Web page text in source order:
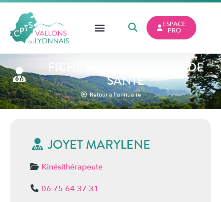
ESPACE
PRO
FICHE PROFESSIONNEL DE
SANTÉ
Retour à l'annuaire
JOYET MARYLENE
Kinésithérapeute
06 75 64 37 31